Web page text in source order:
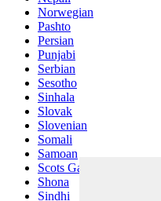
Norwegian
Pashto
Persian
Punjabi
Serbian
Sesotho
Sinhala
Slovak
Slovenian
Somali
Samoan
Scots Gaelic
Shona
Sindhi